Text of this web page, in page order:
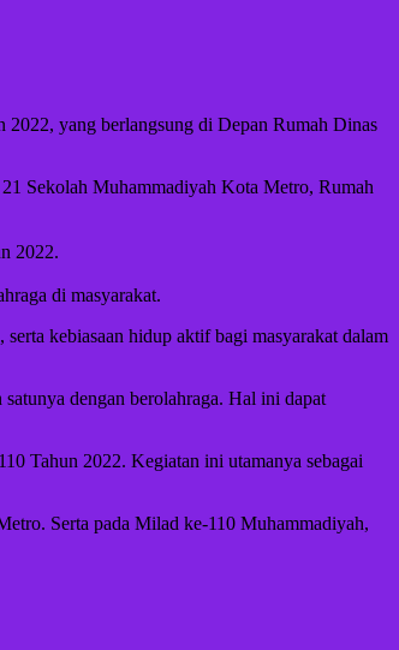
yang berlangsung di Depan Rumah Dinas
Sekolah Muhammadiyah Kota Metro, Rumah
2022.
di masyarakat.
kebiasaan hidup aktif bagi masyarakat dalam
dengan berolahraga. Hal ini dapat
Tahun 2022. Kegiatan ini utamanya sebagai
Serta pada Milad ke-110 Muhammadiyah,